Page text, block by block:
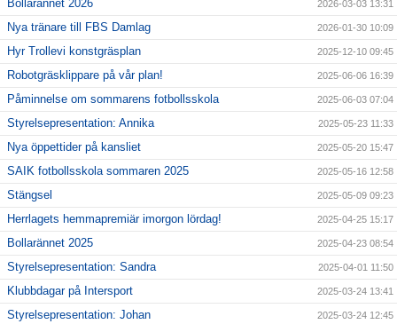
Bôllarännet 2026 2026-03-03 13:31
Nya tränare till FBS Damlag 2026-01-30 10:09
Hyr Trollevi konstgräsplan 2025-12-10 09:45
Robotgräsklippare på vår plan! 2025-06-06 16:39
Påminnelse om sommarens fotbollsskola 2025-06-03 07:04
Styrelsepresentation: Annika 2025-05-23 11:33
Nya öppettider på kansliet 2025-05-20 15:47
SAIK fotbollsskola sommaren 2025 2025-05-16 12:58
Stängsel 2025-05-09 09:23
Herrlagets hemmapremiär imorgon lördag! 2025-04-25 15:17
Bollarännet 2025 2025-04-23 08:54
Styrelsepresentation: Sandra 2025-04-01 11:50
Klubbdagar på Intersport 2025-03-24 13:41
Styrelsepresentation: Johan 2025-03-24 12:45